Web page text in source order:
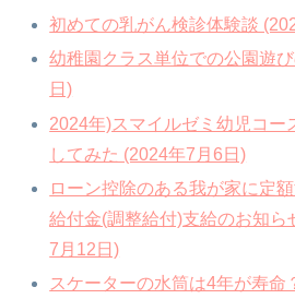
初めての乳がん検診体験談
幼稚園クラス単位での公園遊
日)
2024年)スマイルゼミ幼児コ
してみた (2024年7月6日)
ローン控除のある我が家に定
給付金(調整給付)支給のお知ら
7月12日)
スケーターの水筒は4年が寿命